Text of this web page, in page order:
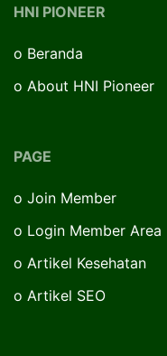
HNI PIONEER
o Beranda
o About HNI Pioneer
PAGE
o Join Member
o Login Member Area
o Artikel Kesehatan
o Artikel SEO